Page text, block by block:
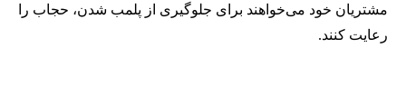
مشتریان خود می‌خواهند برای جلوگیری از پلمب شدن، حجاب را
رعایت کنند.